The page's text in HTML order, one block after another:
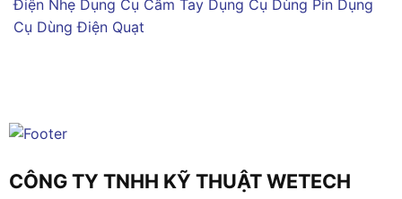
Điện Nhẹ Dụng Cụ Cầm Tay Dụng Cụ Dùng Pin Dụng
Cụ Dùng Điện Quạt
CÔNG TY TNHH KỸ THUẬT WETECH